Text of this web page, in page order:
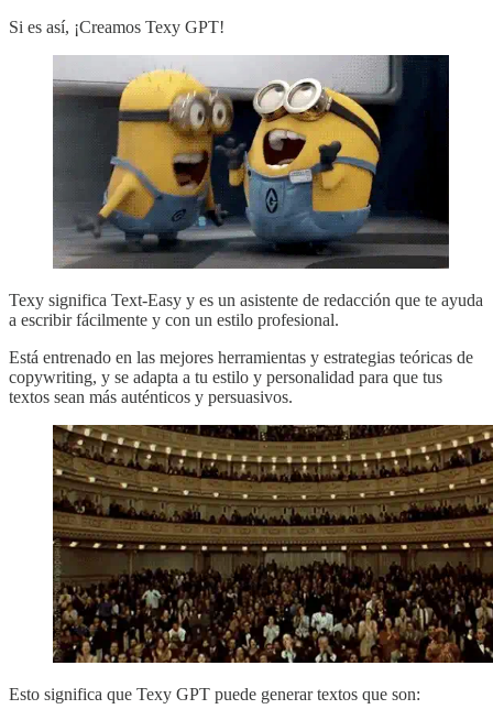
Si es así, ¡Creamos Texy GPT!
Texy significa Text-Easy y es un asistente de redacción que te ayuda
a escribir fácilmente y con un estilo profesional.
Está entrenado en las mejores herramientas y estrategias teóricas de
copywriting, y se adapta a tu estilo y personalidad para que tus
textos sean más auténticos y persuasivos.
Esto significa que Texy GPT puede generar textos que son: